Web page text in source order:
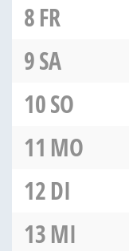
8FR
9SA
10SO
11 MO
12DI
13MI